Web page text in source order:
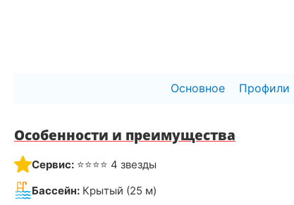
Основное Профили
Особенности и преимущества
Сервис: ⭐⭐⭐⭐ 4 звезды
Бассейн: Крытый (25 м)